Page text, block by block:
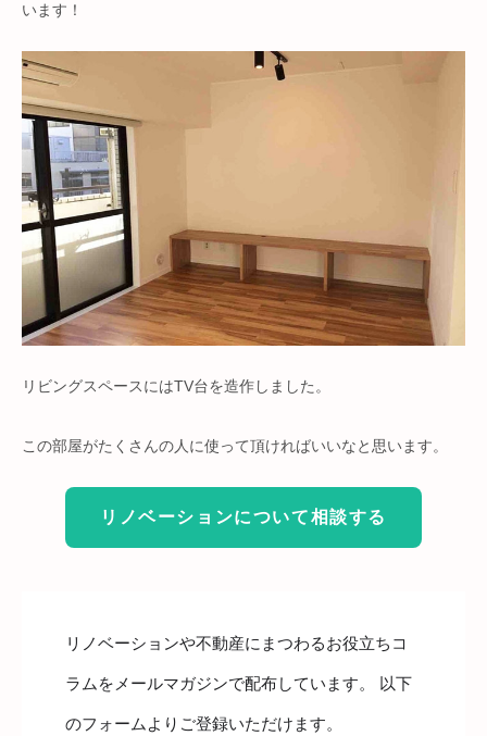
います！
リビングスペースにはTV台を造作しました。
この部屋がたくさんの人に使って頂ければいいなと思います。
リノベーションについて相談する
リノベーションや不動産にまつわるお役立ちコ
ラムをメールマガジンで配布しています。 以下
のフォームよりご登録いただけます。